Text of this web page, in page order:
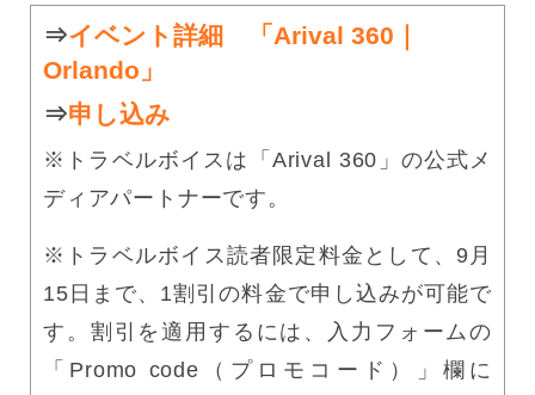
⇒イベント詳細 「Arival 360｜
Orlando」
⇒申し込み
※トラベルボイスは「Arival 360」の公式メ
ディアパートナーです。
※トラベルボイス読者限定料金として、9月
15日まで、1割引の料金で申し込みが可能で
す。割引を適用するには、入力フォームの
「Promo code（プロモコード）」欄に